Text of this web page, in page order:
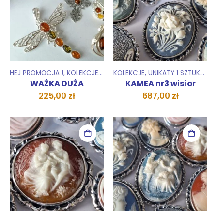
HEJ PROMOCJA !,KOLEKCJE WISIORKI ZAWIESZKI
WAŻKA DUŻA
225,00 zł
KOLEKCJE, UNIKATY 1 SZTUKA
KAMEA nr3 wisior
687,00 zł